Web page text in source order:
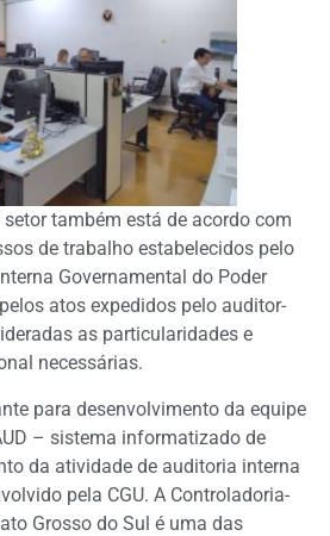
também está de acordo com
de trabalho estabelecidos pelo
Governamental do Poder
atos expedidos pelo auditor-
as particularidades e
necessárias.
para desenvolvimento da equipe
– sistema informatizado de
da atividade de auditoria interna
pela CGU. A Controladoria-
Grosso do Sul é uma das